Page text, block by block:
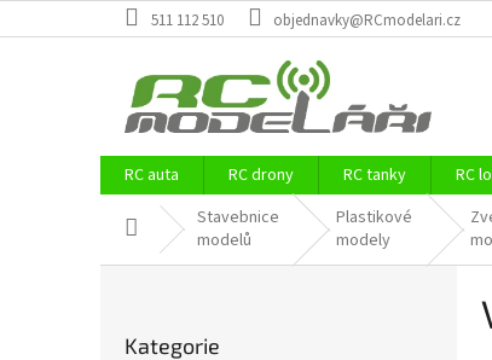
na
511 112 510 objednavky@RCmodelari.cz
RC auta RC drony RC tanky RC
Domů Stavebnice
modelů
Plastikové
modely
kategorie
Kategorie